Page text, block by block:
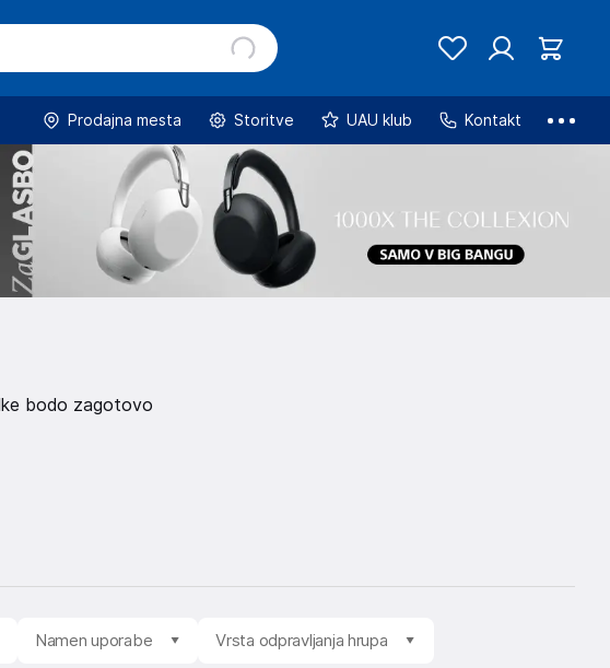
Prodajna mesta Storitve UAU klub Kontakt
bodo zagotovo
Namen uporabe Vrsta odpravljanja hrupa